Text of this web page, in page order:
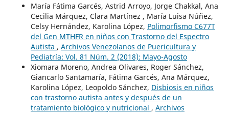
María Fátima Garcés, Astrid Arroyo, Jorge Chakkal, Ana
Cecilia Márquez, Clara Martínez , María Luisa Núñez,
Celsy Hernández, Karolina López, Polimorfismo C677T
del Gen MTHFR en niños con Trastorno del Espectro
Autista , Archivos Venezolanos de Puericultura y
Pediatría: Vol. 81 Núm. 2 (2018): Mayo-Agosto
Xiomara Moreno, Andrea Olivares, Roger Sánchez,
Giancarlo Santamaría, Fátima Garcés, Ana Márquez,
Karolina López, Leopoldo Sánchez, Disbiosis en niños
con trastorno autista antes y después de un
tratamiento biológico y nutricional , Archivos